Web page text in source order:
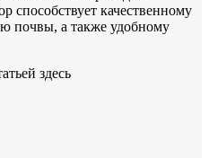
способствует качественному
почвы, а также удобному
здесь